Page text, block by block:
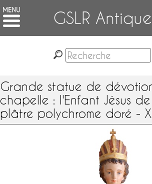
GSLR
Grande statue de
chapelle : l'Enfant Jésus de
plâtre polychrome doré -